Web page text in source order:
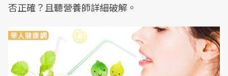
否正確？且聽營養師詳細破解。